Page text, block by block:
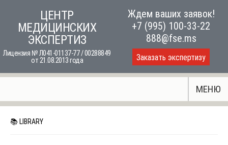
content
ЦЕНТР
МЕДИЦИНСКИХ
ЭКСПЕРТИЗ
Лицензия № Л041-01137-77 / 00288849
от 21.08.2013 года
Ждем ваших заявок!
+7 (995) 100-33-22
888@fse.ms
Заказать экспертизу
МЕНЮ
📚 LIBRARY